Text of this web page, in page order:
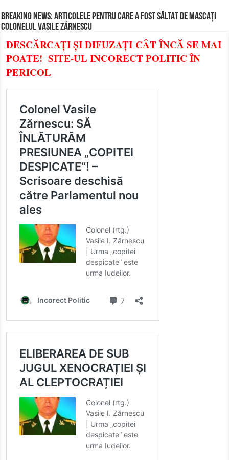
BREAKING NEWS: ARTICOLELE PENTRU CARE A FOST SĂLTAT DE MASCAȚI
COLONELUL VASILE ZĂRNESCU
DESCĂRCAȚI ȘI DIFUZAȚI CÂT ÎNCĂ SE MAI
POATE! SITE-UL INCORECT POLITIC ÎN
PERICOL